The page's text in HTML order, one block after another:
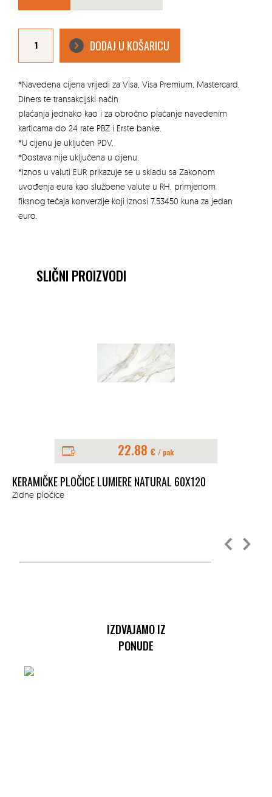
KERAMIČKE
30X60
DODAJ U KOŠARICU
*Navedena cijena vrijedi za Visa, Visa Premium, Mastercard,
Diners te transakcijski način
plaćanja jednako kao i za obročno plaćanje navedenim
karticama do 24 rate PBZ i Erste banke.
*U cijenu je uključen PDV.
*Dostava nije uključena u cijenu.
*Iznos u valuti EUR prikazuje se u skladu sa Zakonom
uvođenja eura kao službene valute u RH, primjenom
fiksnog tečaja konverzije koji iznosi 7,53450 kuna za jedan
euro.
SLIČNI PROIZVODI
22.88 € / pak
KERAMIČKE PLOČICE LUMIERE NATURAL 60X120
Zidne pločice
IZDVAJAMO IZ
PONUDE